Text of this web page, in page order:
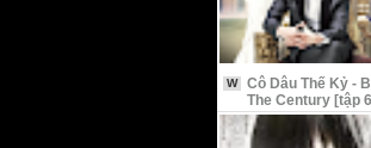
W
Cô Dâu Thế Kỷ -
The Century [tập